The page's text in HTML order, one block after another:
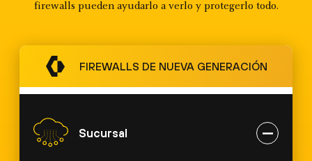
firewalls pueden ayudarlo a verlo y protegerlo todo.
FIREWALLS DE NUEVA GENERACIÓN
Sucursal